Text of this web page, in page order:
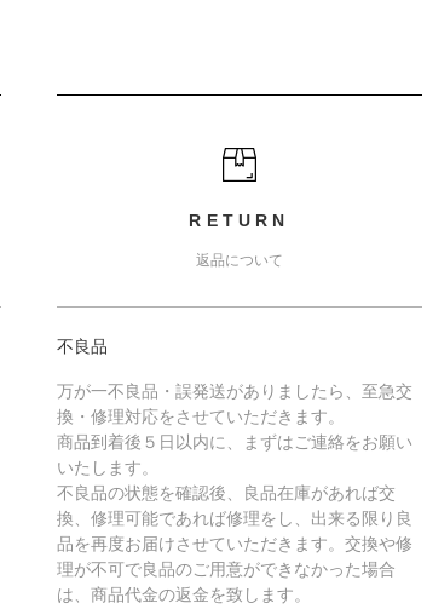
RETURN
返品について
不良品
万が一不良品・誤発送がありましたら、至急交
換・修理対応をさせていただきます。
商品到着後５日以内に、まずはご連絡をお願い
いたします。
不良品の状態を確認後、良品在庫があれば交
換、修理可能であれば修理をし、出来る限り良
品を再度お届けさせていただきます。交換や修
理が不可で良品のご用意ができなかった場合
は、商品代金の返金を致します。